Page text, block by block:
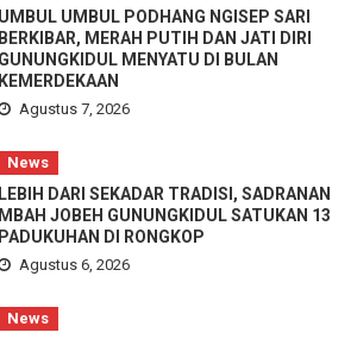
UMBUL UMBUL PODHANG NGISEP SARI
BERKIBAR, MERAH PUTIH DAN JATI DIRI
GUNUNGKIDUL MENYATU DI BULAN
KEMERDEKAAN
Agustus 7, 2026
News
LEBIH DARI SEKADAR TRADISI, SADRANAN
MBAH JOBEH GUNUNGKIDUL SATUKAN 13
PADUKUHAN DI RONGKOP
Agustus 6, 2026
News